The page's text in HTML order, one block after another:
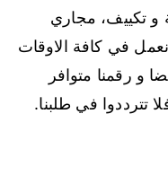
و تكييف، مجاري
نعمل في كافة الاوقات
و رقمنا متوافر
تترددوا في طلبنا.